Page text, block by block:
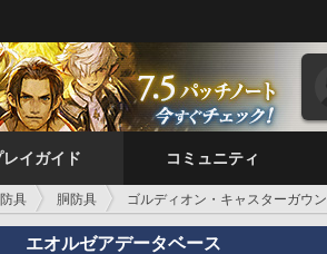
レイガイド コミュニティ
防具 胴防具 ゴルディオン・キャスターガウン
エオルゼアデータベース